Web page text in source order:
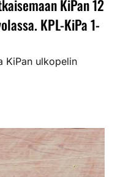
KiPan 12
KPL-KiPa 1-
KiPan ulkopelin